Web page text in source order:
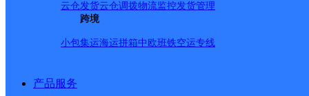
云仓发货云仓调拨物流监控发货管理
跨境
小包集运海运拼箱中欧班铁空运专线
产品服务